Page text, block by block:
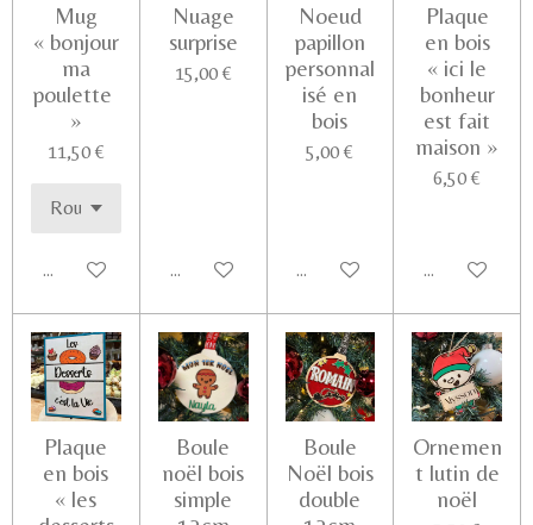
Mug
« bonjour
ma
poulette
»
11,50 €
Ajouter au panier
Nuage
surprise
15,00 €
Voir les détails
Noeud
papillon
personnal
isé en
bois
5,00 €
Ajouter au panier
Plaque
en bois
« ici le
bonheur
est fait
maison »
6,50 €
Ajouter au
Plaque
en bois
« les
Boule
noël bois
simple
Boule
Noël bois
double
Ornemen
t lutin de
noël